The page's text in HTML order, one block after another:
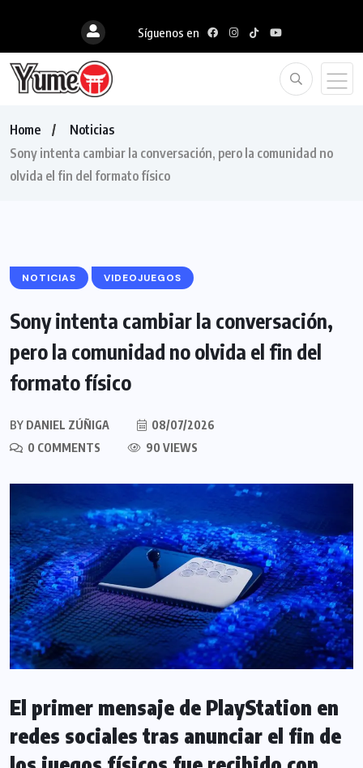
Síguenos en
Home
Noticias
Sony intenta cambiar la conversación, pero la comunidad no
olvida el fin del formato físico
NOTICIAS VIDEOJUEGOS
Sony intenta cambiar la conversación,
pero la comunidad no olvida el fin del
formato físico
BY DANIEL ZÚÑIGA
08/07/2026
0 COMMENTS
90 VIEWS
El primer mensaje de PlayStation en
redes sociales tras anunciar el fin de